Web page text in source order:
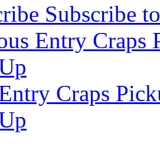
Subscribe
Entry Craps
Craps